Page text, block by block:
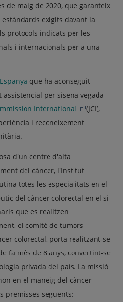
de maig de 2020, que garanteix
exigits davant la
protocols indicats per les
i internacionals per a una
que ha aconseguit
per sisena vegada
International
(JCI),
i reconeixement
d'un centre d'alta
del càncer, l'Institut
totes les especialitats en el
del càncer colorectal en el si
que es realitzen
el comitè de tumors
colorectal, porta realitzant-se
fa més de 8 anys, convertint-se
privada del país. La missió
en el maneig del càncer
premisses següents: